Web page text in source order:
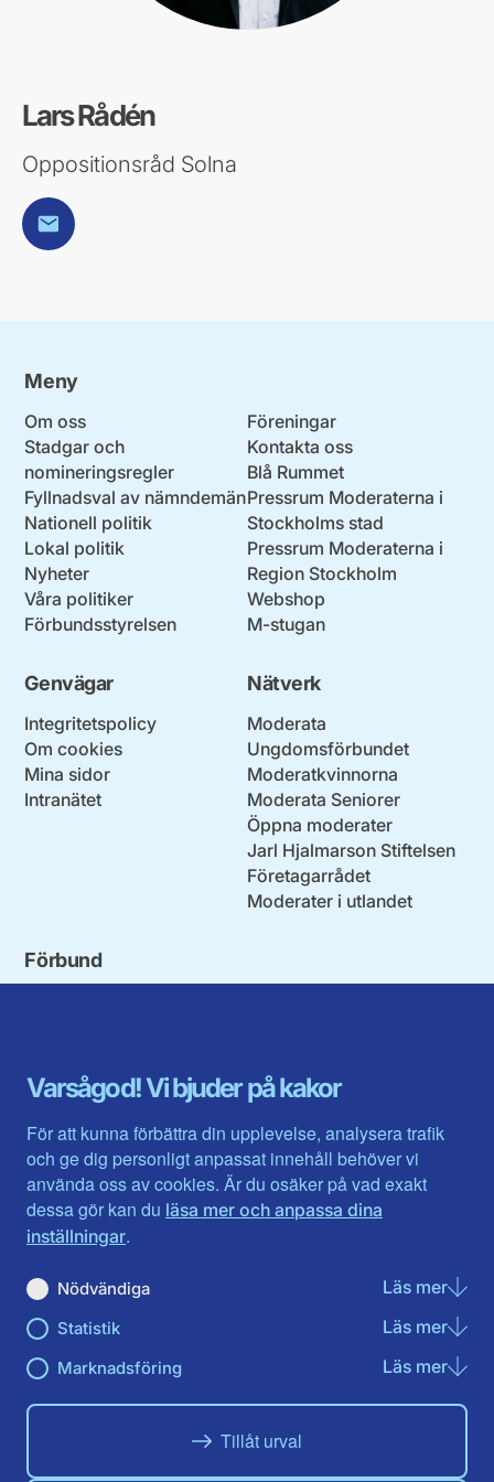
Varsågod! Vi bjuder på kakor
För att kunna förbättra din upplevelse, analysera trafik
och ge dig personligt anpassat innehåll behöver vi
använda oss av cookies. Är du osäker på vad exakt
dessa gör kan du läsa mer och anpassa dina
inställningar.
Nödvändiga Läs merom
Statistik Läs merom
Marknadsföring Läs merom
Tillåt urval
Lars Rådén
Oppositionsråd Solna
E-post
Meny
Om oss
Stadgar och
nomineringsregler
Fyllnadsval av nämndemän
Nationell politik
Lokal politik
Nyheter
Våra politiker
Förbundsstyrelsen
Föreningar
Kontakta oss
Blå Rummet
Pressrum Moderaterna i
Stockholms stad
Pressrum Moderaterna i
Region Stockholm
Webshop
M-stugan
Genvägar
Integritetspolicy
Om cookies
Mina sidor
Intranätet
Nätverk
Moderata
Ungdomsförbundet
Moderatkvinnorna
Moderata Seniorer
Öppna moderater
Jarl Hjalmarson Stiftelsen
Företagarrådet
Moderater i utlandet
Förbund
Gävleborg
Halland
Jämtlands län
Jönköpings län
Kalmar län
Kronobergs län
Norrbotten
Skåne län
Värmlands län
Västerbotten
Västra Götaland
Västernorrland
Västmanland
Örebro län
Östergötland
Du hittar oss här på sociala medier
Facebook
Instagram